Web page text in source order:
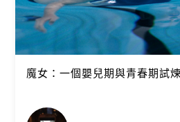
魔女：一個嬰兒期與青春期試